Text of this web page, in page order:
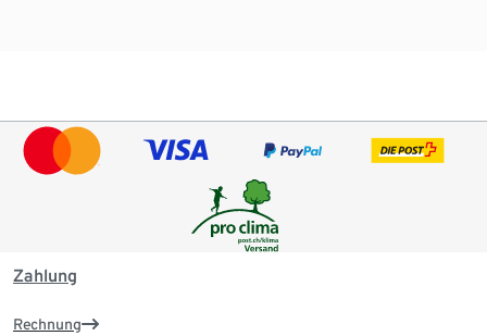
Zahlung
Rechnung